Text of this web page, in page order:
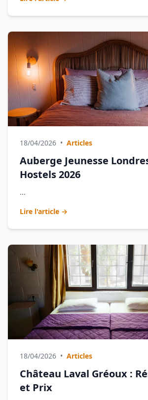
18/04/2026 • Articles
Auberge Jeunesse
Hostels 2026
...
Lire l'article →
18/04/2026 • Articles
Château Laval Gréoux :
et Prix